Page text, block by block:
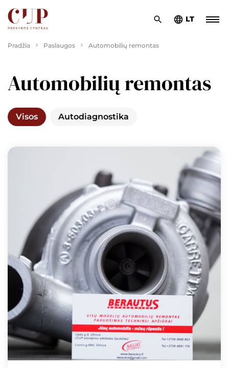
LT
Pradžia Paslaugos Automobilių remontas
Automobilių remontas
Visos Autodiagnostika